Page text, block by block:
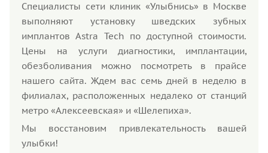
Специалисты сети клиник «Улыбнись» в Москве
выполняют установку шведских зубных
имплантов Astra Tech по доступной стоимости.
Цены на услуги диагностики, имплантации,
обезболивания можно посмотреть в прайсе
нашего сайта. Ждем вас семь дней в неделю в
филиалах, расположенных недалеко от станций
метро «Алексеевская» и «Шелепиха».
Мы восстановим привлекательность вашей
улыбки!